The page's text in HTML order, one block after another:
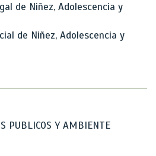
de Niñez, Adolescencia y
de Niñez, Adolescencia y
PUBLICOS Y AMBIENTE